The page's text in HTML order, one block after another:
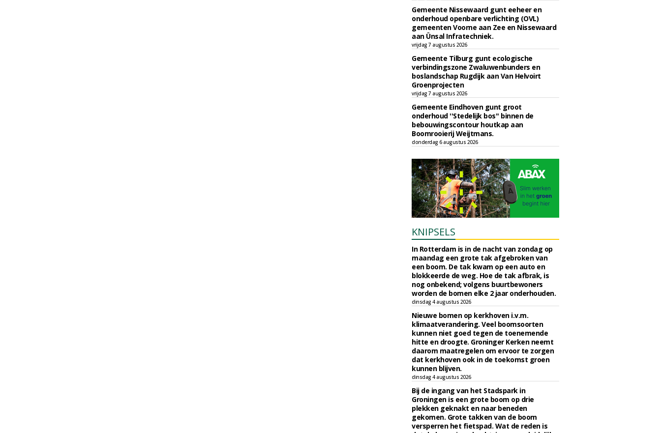
Gemeente Nissewaard gunt eeheer en
onderhoud openbare verlichting (OVL)
gemeenten Voorne aan Zee en Nissewaard
aan Ünsal Infratechniek.
vrijdag 7 augustus 2026
Gemeente Tilburg gunt ecologische
verbindingszone Zwaluwenbunders en
boslandschap Rugdijk aan Van Helvoirt
Groenprojecten
vrijdag 7 augustus 2026
Gemeente Eindhoven gunt groot
onderhoud ''Stedelijk bos'' binnen de
bebouwingscontour houtkap aan
Boomrooierij Weijtmans.
donderdag 6 augustus 2026
KNIPSELS
In Rotterdam is in de nacht van zondag op
maandag een grote tak afgebroken van
een boom. De tak kwam op een auto en
blokkeerde de weg. Hoe de tak afbrak, is
nog onbekend; volgens buurtbewoners
worden de bomen elke 2 jaar onderhouden.
dinsdag 4 augustus 2026
Nieuwe bomen op kerkhoven i.v.m.
klimaatverandering. Veel boomsoorten
kunnen niet goed tegen de toenemende
hitte en droogte. Groninger Kerken neemt
daarom maatregelen om ervoor te zorgen
dat kerkhoven ook in de toekomst groen
kunnen blijven.
dinsdag 4 augustus 2026
Bij de ingang van het Stadspark in
Groningen is een grote boom op drie
plekken geknakt en naar beneden
gekomen. Grote takken van de boom
versperren het fietspad. Wat de reden is